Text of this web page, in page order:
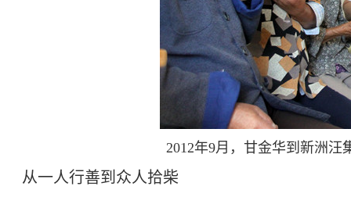
2012年9月，甘金华到新洲
从一人行善到众人拾柴